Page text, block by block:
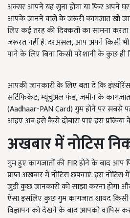
अक्सर आपने यह सुना होगा या फिर अपने
आपके जानने वाले के जरूरी कागजात खो
लिए कई तरह की दिक्कतों का सामना
जरूरत नहीं है. दरअसल,आप अपने किसी
पाने के लिए बिना किसी परेशानी के कुछ
आपकी जानकारी के लिए बता दें कि
सर्टिफिकेट,म्यूचुअल फंड,जमीन के
(Aadhaar-PAN Card) गुम होने पर सबसे
आइए अब इसे कैसे दोबारा पाएं इस प्रक्रिया
अखबार में नोटिस
गुम हुए कागजातों कीFIRहोने के बाद आप
प्राप्त अखबार में नोटिस छपवाएं. इस
जुड़ी कुछ जानकारी को साझा करना होगा
ऐसा इसलिए कुछ गुम कागजात शायद
विज्ञापन को देखने के बाद आपको वापिस